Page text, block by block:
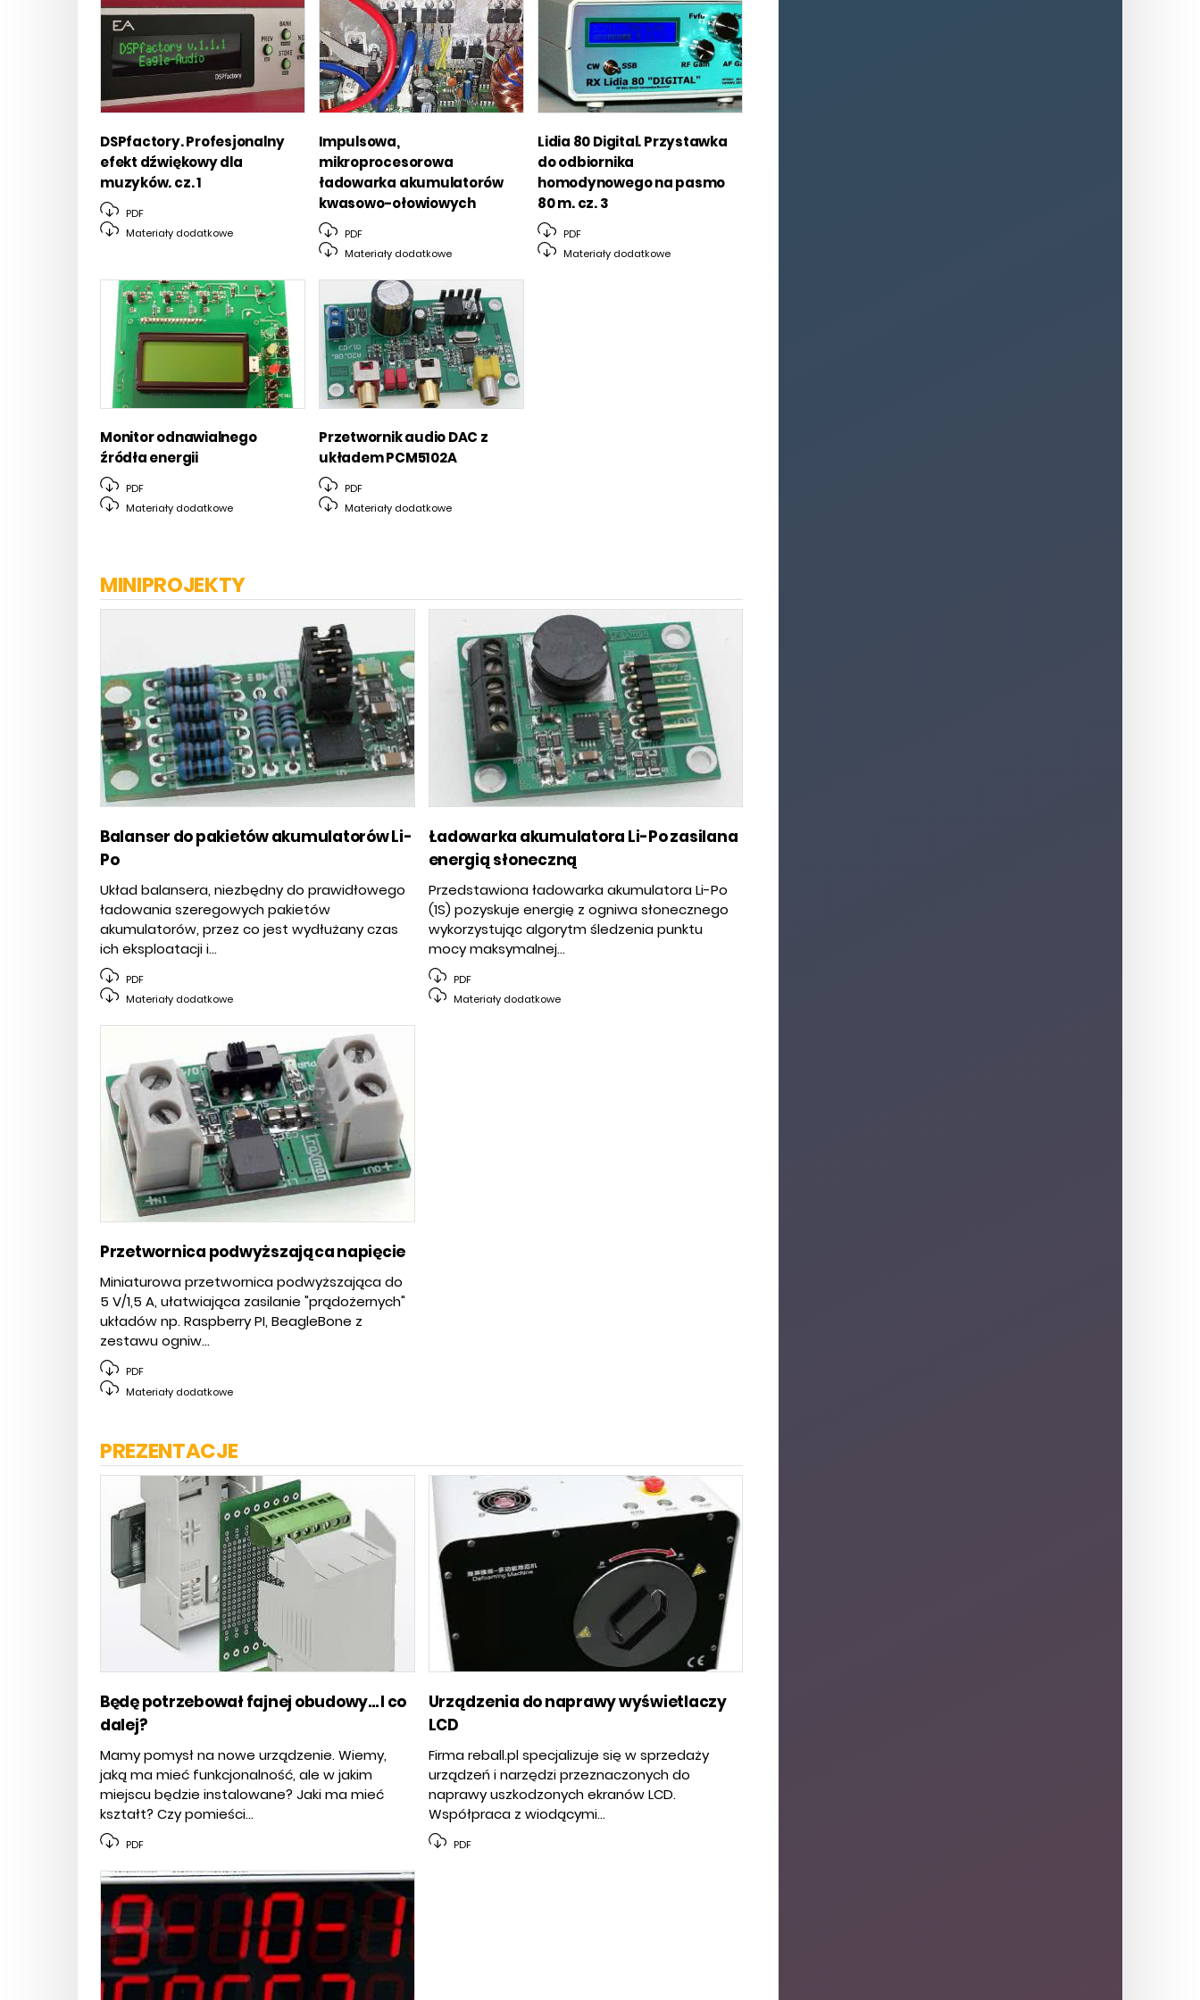
DSPfactory. Profesjonalny
efekt dźwiękowy dla
muzyków. cz. 1
PDF
Materiały dodatkowe
Impulsowa,
mikroprocesorowa
ładowarka akumulatorów
kwasowo-ołowiowych
PDF
Materiały dodatkowe
Lidia 80 Digital. Przystawka
do odbiornika
homodynowego na pasmo
80 m. cz. 3
PDF
Materiały dodatkowe
Monitor odnawialnego
źródła energii
PDF
Materiały dodatkowe
Przetwornik audio DAC z
układem PCM5102A
PDF
Materiały dodatkowe
MINIPROJEKTY
Balanser do pakietów akumulatorów Li-
Po
Układ balansera, niezbędny do prawidłowego
ładowania szeregowych pakietów
akumulatorów, przez co jest wydłużany czas
ich eksploatacji i...
PDF
Materiały dodatkowe
Ładowarka akumulatora Li-Po zasilana
energią słoneczną
Przedstawiona ładowarka akumulatora Li-Po
(1S) pozyskuje energię z ogniwa słonecznego
wykorzystując algorytm śledzenia punktu
mocy maksymalnej...
PDF
Materiały dodatkowe
Przetwornica podwyższająca napięcie
Miniaturowa przetwornica podwyższająca do
5 V/1,5 A, ułatwiająca zasilanie "prądożernych"
układów np. Raspberry PI, BeagleBone z
zestawu ogniw...
PDF
Materiały dodatkowe
PREZENTACJE
Będę potrzebował fajnej obudowy... I co
dalej?
Mamy pomysł na nowe urządzenie. Wiemy,
jaką ma mieć funkcjonalność, ale w jakim
miejscu będzie instalowane? Jaki ma mieć
kształt? Czy pomieści...
PDF
Urządzenia do naprawy wyświetlaczy
LCD
Firma reball.pl specjalizuje się w sprzedaży
urządzeń i narzędzi przeznaczonych do
naprawy uszkodzonych ekranów LCD.
Współpraca z wiodącymi...
PDF